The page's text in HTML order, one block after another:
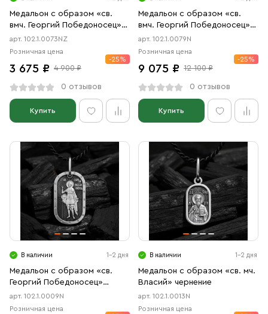
Медальон с образом «св.
вмч. Георгий Победоносец»
чернение, позолота
арт. 102.1.0073NZ
Розничная цена
3 675 ₽ 4 900 ₽
-25%
0 отзывов
Купить
Медальон с образом «св.
вмч. Георгий Победоносец»
чернение
арт. 102.1.0079N
Розничная цена
9 075 ₽ 12 100 ₽
-25%
0 отзывов
Купить
В наличии 1-2 дня
Медальон с образом «св.
Георгий Победоносец»
чернение
арт. 102.1.0009N
Розничная цена
В наличии 1-2 дня
Медальон с образом «св. мч.
Власий» чернение
арт. 102.1.0013N
Розничная цена